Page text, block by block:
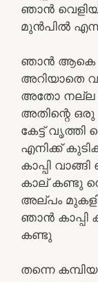
ഞാൻ
മുൻപിൽ
ഞാൻ ആകെ
അറിയാതെ
അതോ നല്ല
അതിന്റെ
കേട്ട്
എനിക്ക്
കാപ്പി
കാല് കണ്ടു
അല്പം
ഞാൻ കാപ്പി
കണ്ടു
തന്നെ